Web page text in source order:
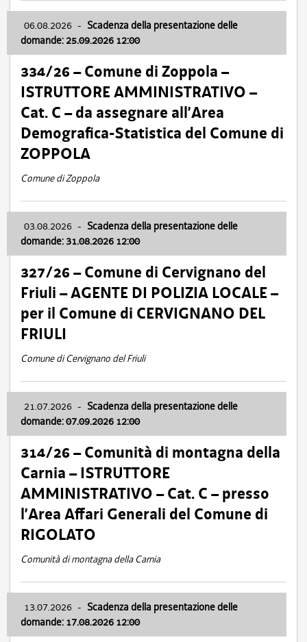
06.08.2026 - Scadenza della presentazione delle
domande: 25.09.2026 12:00
334/26 – Comune di Zoppola –
ISTRUTTORE AMMINISTRATIVO –
Cat. C – da assegnare all’Area
Demografica-Statistica del Comune di
ZOPPOLA
Comune di Zoppola
03.08.2026 - Scadenza della presentazione delle
domande: 31.08.2026 12:00
327/26 – Comune di Cervignano del
Friuli – AGENTE DI POLIZIA LOCALE –
per il Comune di CERVIGNANO DEL
FRIULI
Comune di Cervignano del Friuli
21.07.2026 - Scadenza della presentazione delle
domande: 07.09.2026 12:00
314/26 – Comunità di montagna della
Carnia – ISTRUTTORE
AMMINISTRATIVO – Cat. C – presso
l’Area Affari Generali del Comune di
RIGOLATO
Comunità di montagna della Carnia
13.07.2026 - Scadenza della presentazione delle
domande: 17.08.2026 12:00